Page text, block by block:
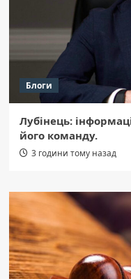
Блоги
Лубінець:
його команду.
3 години тому назад